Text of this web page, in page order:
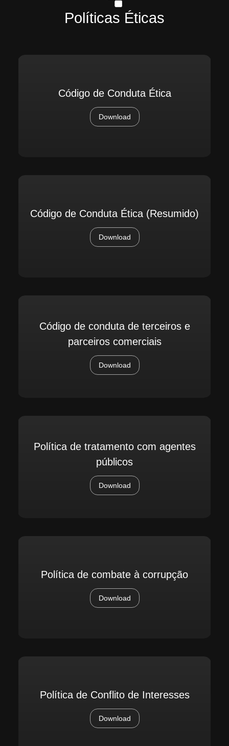
Políticas Éticas
Código de Conduta Ética
Download
Código de Conduta Ética (Resumido)
Download
Código de conduta de terceiros e
parceiros comerciais
Download
Política de tratamento com agentes
públicos
Download
Política de combate à corrupção
Download
Política de Conflito de Interesses
Download